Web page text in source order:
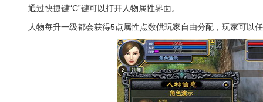
通过快捷键“C”键可以打开人物属性界面。
人物每升一级都会获得5点属性点数供玩家自由分配，玩家可以